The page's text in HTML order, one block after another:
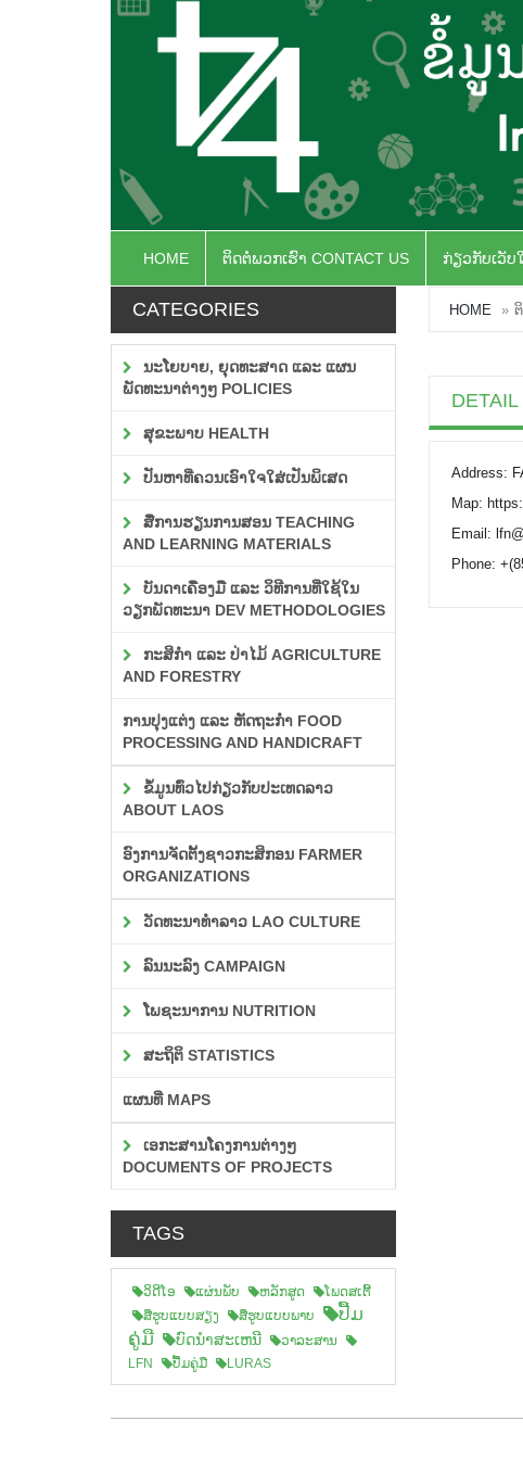
HOME ຕິດຕໍ່ພວກເຮົາ CONTACT US ກ່ຽວກັບເວັບ
CATEGORIES
ນະໂຍບາຍ, ຍຸດທະສາດ ແລະ ແຜນ
ພັດທະນາຕ່າງໆ POLICIES
ສຸຂະພາບ HEALTH
ປັນຫາທີ່ຄວນເອົາໃຈໃສ່ເປັນພິເສດ
ສື່ການຮຽນການສອນ TEACHING
AND LEARNING MATERIALS
ບັນດາເຄື່ອງມື ແລະ ວິທີການທີ່ໃຊ້ໃນ
ວຽກພັດທະນາ DEV METHODOLOGIES
ກະສິກຳ ແລະ ປ່າໄມ້ AGRICULTURE
AND FORESTRY
ການປຸງແຕ່ງ ແລະ ຫັດຖະກຳ FOOD
PROCESSING AND HANDICRAFT
ຂໍ້ມູນທົ່ວໄປກ່ຽວກັບປະເທດລາວ
ABOUT LAOS
ອົງການຈັດຕັ້ງຊາວກະສິກອນ FARMER
ORGANIZATIONS
ວັດທະນາທຳລາວ LAO CULTURE
ລົນນະລົງ CAMPAIGN
ໂພຊະນາການ NUTRITION
ສະຖິຕິ STATISTICS
ແຜນທີ່ MAPS
ເອກະສານໂຄງການຕ່າງໆ
DOCUMENTS OF PROJECTS
TAGS
ວິດີໂອ ແຜ່ນພັບ ຫລັກສູດ
ໂພດສເຕີ້
ສືຮູບແບບສຽງ
ສື່ຮູບແບບພາບ
ປື້ມ
ຄູ່ມື
ບົດນຳສະເຫນີ
ວາລະສານ
LFN
ປື້ມຄູ່ມື LURAS
HOME
DETAIL
Address:
Map:
Email:
Phone: